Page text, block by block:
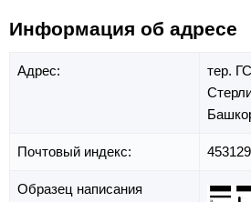
Информация об адресе
Адрес: тер.
Почтовый индекс: 453129
Образец написания